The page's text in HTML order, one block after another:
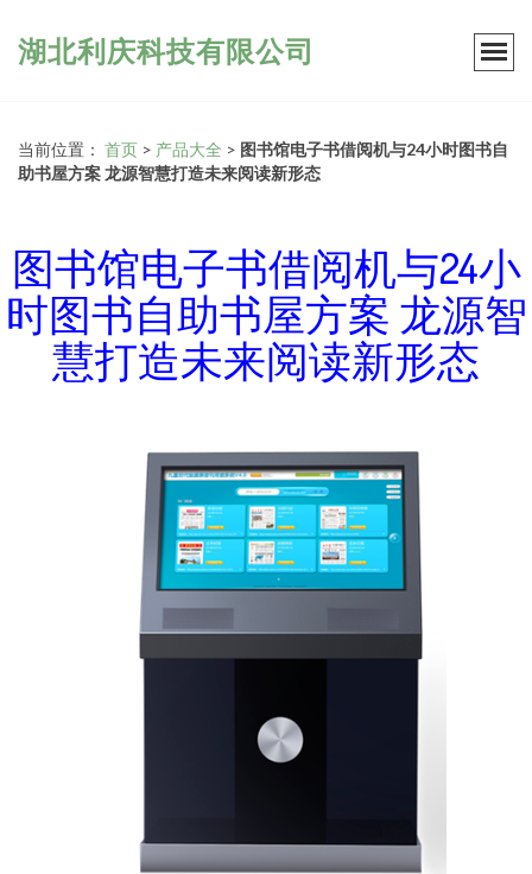
湖北利庆科技有限公司
当前位置： 首页 > 产品大全 > 图书馆电子书借阅机与24小时图书自
助书屋方案 龙源智慧打造未来阅读新形态
图书馆电子书借阅机与24小
时图书自助书屋方案 龙源智
慧打造未来阅读新形态